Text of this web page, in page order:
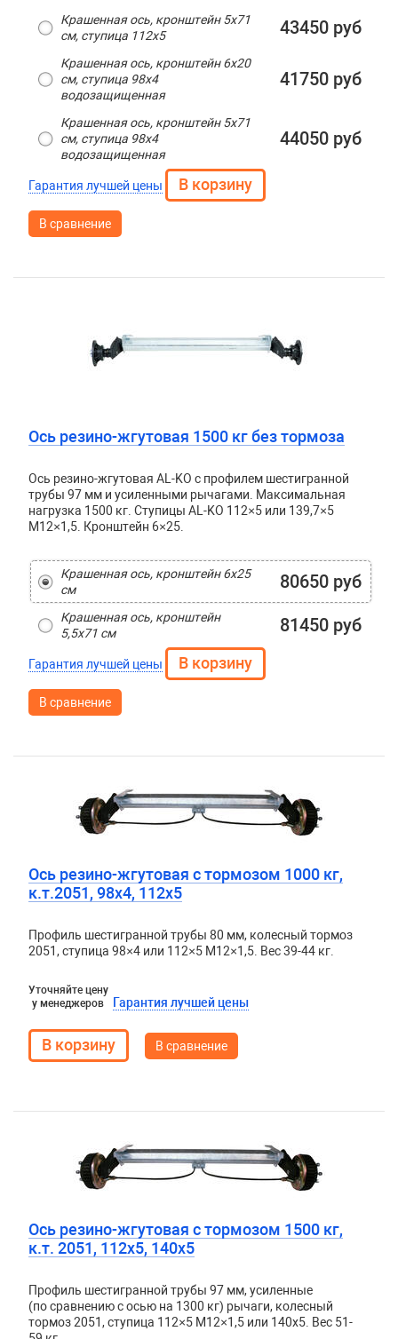
Крашенная ось, кронштейн 5х71
см, ступица 112х5
43450 руб
Крашенная ось, кронштейн 6х20
см, ступица 98х4
водозащищенная
41750 руб
Крашенная ось, кронштейн 5х71
см, ступица 98х4
водозащищенная
44050 руб
Гарантия лучшей цены
В сравнение
Ось резино-жгутовая 1500 кг без тормоза
Ось резино-жгутовая AL-KO с профилем шестигранной
трубы 97 мм и усиленными рычагами. Максимальная
нагрузка 1500 кг. Ступицы AL-KO 112×5 или 139,7×5
М12×1,5. Кронштейн 6×25.
Крашенная ось, кронштейн 6х25
см
80650 руб
Крашенная ось, кронштейн
5,5х71 см
81450 руб
Гарантия лучшей цены
В сравнение
Ось резино-жгутовая с тормозом 1000 кг,
к.т.2051, 98х4, 112х5
Профиль шестигранной трубы 80 мм, колесный тормоз
2051, ступица 98×4 или 112×5 М12×1,5. Вес 39-44 кг.
Уточняйте цену
у менеджеров
Гарантия лучшей цены
В сравнение
Ось резино-жгутовая с тормозом 1500 кг,
к.т. 2051, 112х5, 140х5
Профиль шестигранной трубы 97 мм, усиленные
(по сравнению с осью на 1300 кг) рычаги, колесный
тормоз 2051, ступица 112×5 М12×1,5 или 140х5. Вес 51-